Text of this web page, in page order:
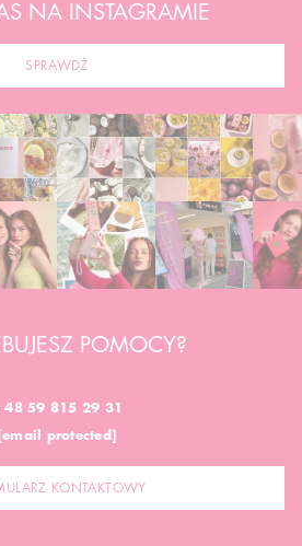
NA INSTAGRAMIE
SPRAWDŹ
POMOCY?
48 59 815 29 31
[email protected]
KONTAKTOWY